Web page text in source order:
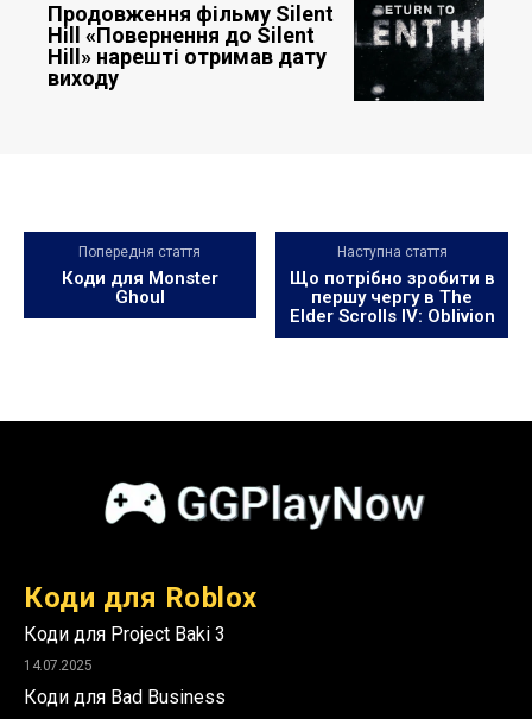
Продовження фільму Silent
Hill «Повернення до Silent
Hill» нарешті отримав дату
виходу
Попередня стаття
Коди для Monster
Ghoul
Наступна стаття
Що потрібно зробити в
першу чергу в The
Elder Scrolls IV: Oblivion
Коди для Roblox
Коди для Project Baki 3
14.07.2025
Коди для Bad Business